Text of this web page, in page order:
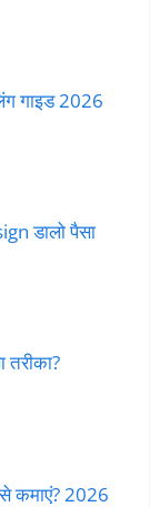
गाइड 2026
डालो पैसा
तरीका?
कमाएं? 2026